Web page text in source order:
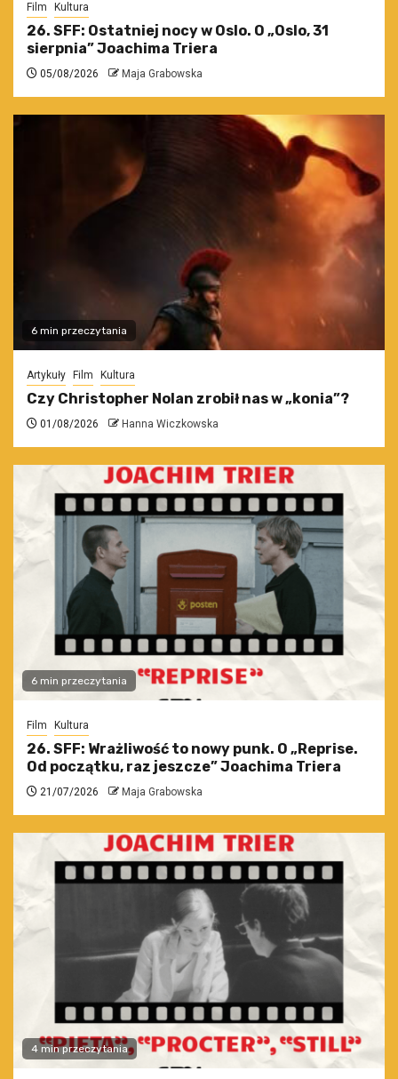
Film Kultura
26. SFF: Ostatniej nocy w Oslo. O „Oslo, 31
sierpnia” Joachima Triera
05/08/2026 Maja Grabowska
6 min przeczytania
Artykuły Film Kultura
Czy Christopher Nolan zrobił nas w „konia”?
01/08/2026 Hanna Wiczkowska
6 min przeczytania
Film Kultura
26. SFF: Wrażliwość to nowy punk. O „Reprise.
Od początku, raz jeszcze” Joachima Triera
21/07/2026 Maja Grabowska
4 min przeczytania